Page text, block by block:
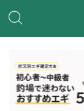
エギング釣果